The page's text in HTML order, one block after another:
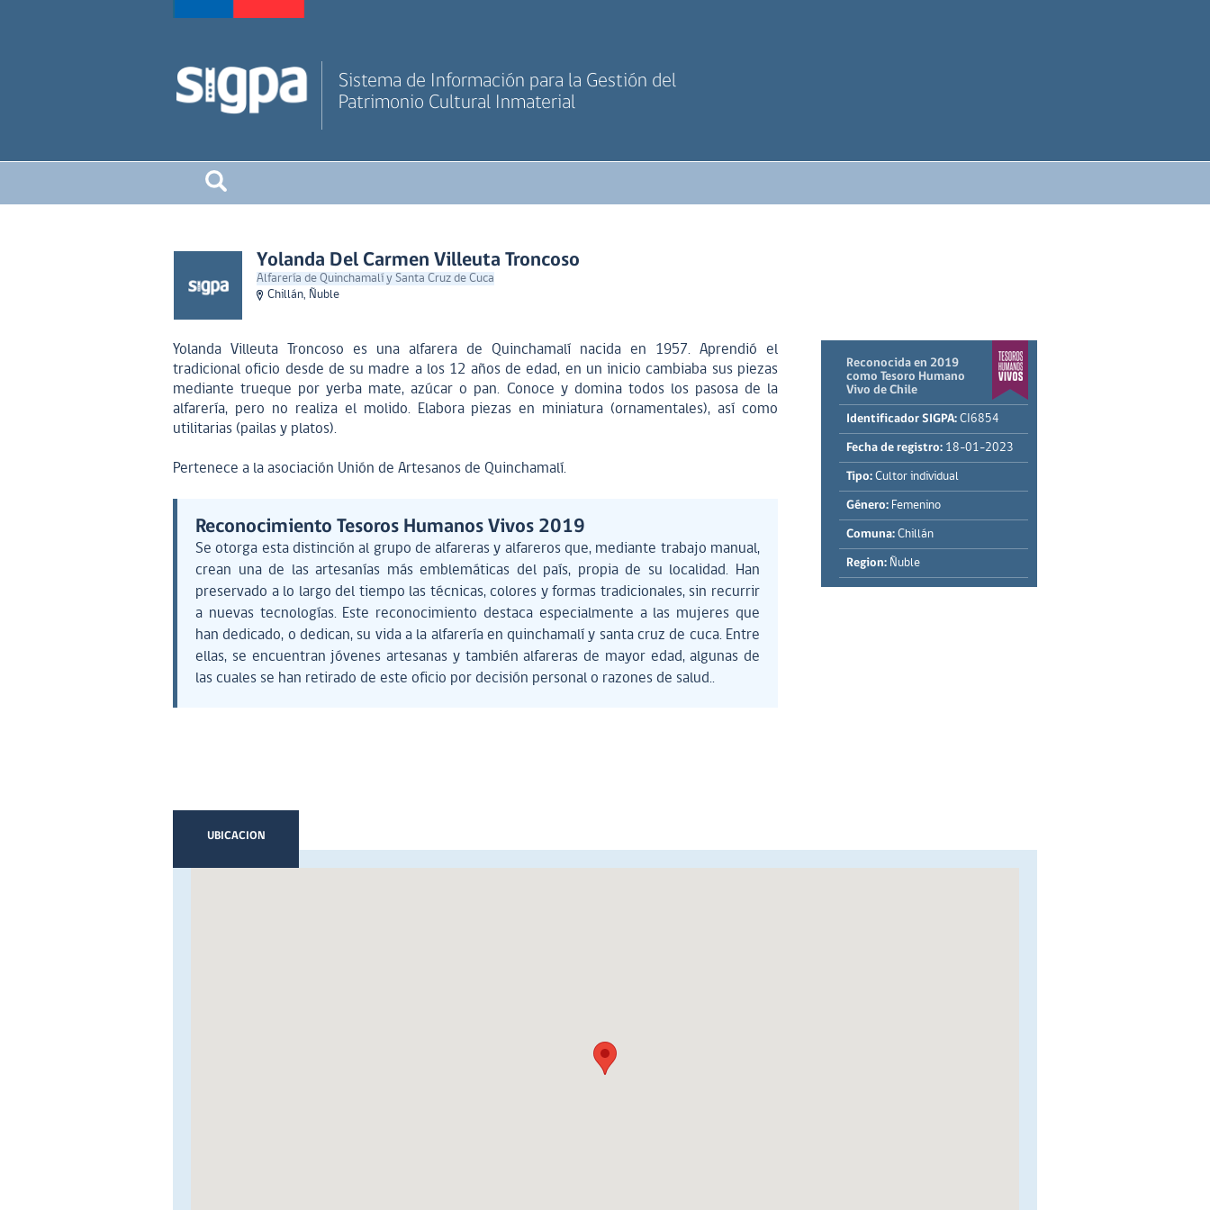
Sistema de Información para la Gestión del
Patrimonio Cultural Inmaterial
Yolanda Del Carmen Villeuta Troncoso
Alfarería de Quinchamalí y Santa Cruz de Cuca
Chillán, Ñuble
Yolanda Villeuta Troncoso es una alfarera de Quinchamalí nacida en 1957. Aprendió el
tradicional oficio desde de su madre a los 12 años de edad, en un inicio cambiaba sus piezas
mediante trueque por yerba mate, azúcar o pan. Conoce y domina todos los pasosa de la
alfarería, pero no realiza el molido. Elabora piezas en miniatura (ornamentales), así como
utilitarias (pailas y platos).
Pertenece a la asociación Unión de Artesanos de Quinchamalí.
Reconocimiento Tesoros Humanos Vivos 2019
Se otorga esta distinción al grupo de alfareras y alfareros que, mediante trabajo manual,
crean una de las artesanías más emblemáticas del país, propia de su localidad. Han
preservado a lo largo del tiempo las técnicas, colores y formas tradicionales, sin recurrir
a nuevas tecnologías. Este reconocimiento destaca especialmente a las mujeres que
han dedicado, o dedican, su vida a la alfarería en quinchamalí y santa cruz de cuca. Entre
ellas, se encuentran jóvenes artesanas y también alfareras de mayor edad, algunas de
las cuales se han retirado de este oficio por decisión personal o razones de salud..
Reconocida en 2019
como Tesoro Humano
Vivo de Chile
Identificador SIGPA: CI6854
Fecha de registro: 18-01-2023
Tipo: Cultor individual
Género: Femenino
Comuna: Chillán
Region: Ñuble
UBICACION